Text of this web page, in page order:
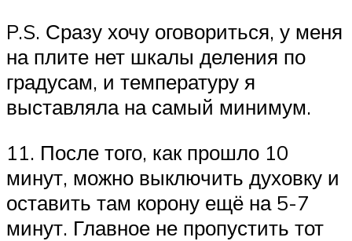
P.S. Сразу хочу оговориться, у меня
на плите нет шкалы деления по
градусам, и температуру я
выставляла на самый минимум.
11. После того, как прошло 10
минут, можно выключить духовку и
оставить там корону ещё на 5-7
минут. Главное не пропустить тот